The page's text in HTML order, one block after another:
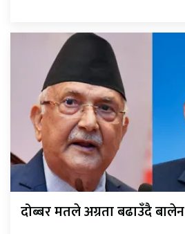
दोब्बर मतले अग्रता बढाउँदै बालेन